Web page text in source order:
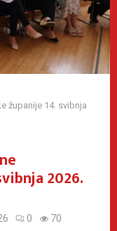
županije 14. svibnja
2026.
0 70